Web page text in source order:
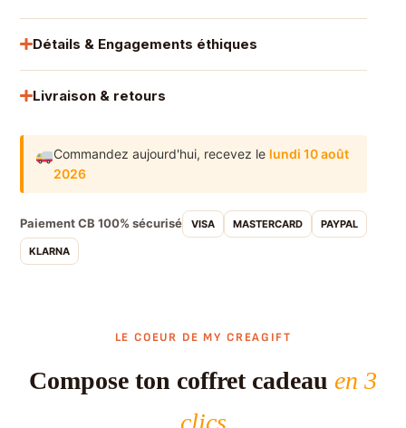
Détails & Engagements éthiques
Livraison & retours
Commandez aujourd'hui, recevez le lundi 10 août
2026
Paiement CB 100% sécurisé VISA MASTERCARD PAYPAL
KLARNA
LE COEUR DE MY CREAGIFT
Compose ton coffret cadeau en 3
clics